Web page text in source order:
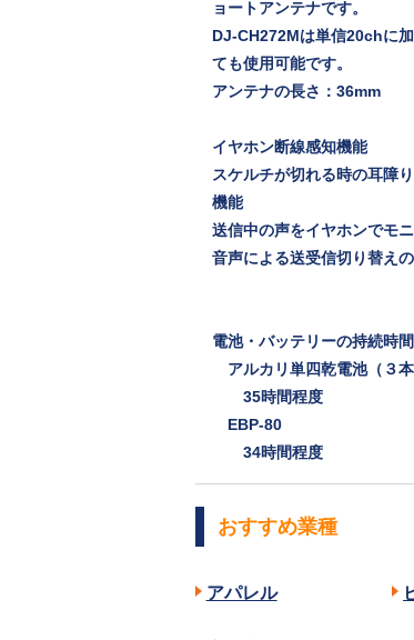
ョートアンテナです。
DJ-CH272Mは単信20chに
ても使用可能です。
アンテナの長さ：36mm
イヤホン断線感知機能
スケルチが切れる時の耳障
機能
送信中の声をイヤホンでモ
音声による送受信切り替え
電池・バッテリーの持続時間
アルカリ単四乾電池（３本
35時間程度
EBP-80
34時間程度
おすすめ業種
アパレル